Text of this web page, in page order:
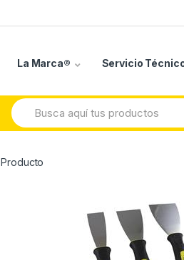
La Marca® Servicio
Search
for:
Producto